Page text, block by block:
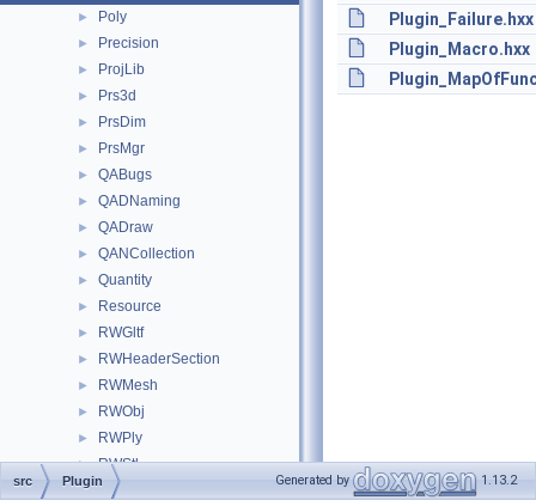
► Poly
► Precision
► ProjLib
► Prs3d
► PrsDim
► PrsMgr
► QABugs
► QADNaming
► QADraw
► QANCollection
► Quantity
► Resource
► RWGltf
► RWHeaderSection
► RWMesh
► RWObj
► RWPly
► RWStl
► Select3D
Plugin_Failure.hxx
Plugin_Macro.hxx
src Plugin Generated by 1.13.2